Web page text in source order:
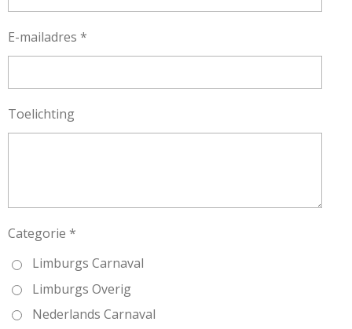
E-mailadres *
Toelichting
Categorie *
Limburgs Carnaval
Limburgs Overig
Nederlands Carnaval